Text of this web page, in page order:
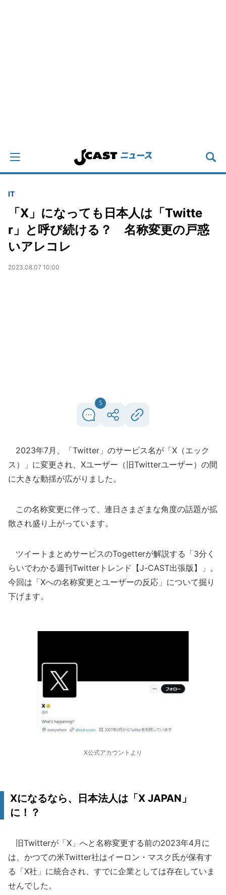
IT
「X」になっても日本人は「Twitte
r」と呼び続ける？ 名称変更の戸惑
いアレコレ
2023.08.07 10:00
5
2023年7月、「Twitter」のサービス名が「X（エック
ス）」に変更され、Xユーザー（旧Twitterユーザー）の間
に大きな動揺が広がりました。
この名称変更に伴って、連日さまざまな角度の話題が拡
散され盛り上がっています。
ツイートまとめサービスのTogetterが解説する「3分く
らいでわかる週刊Twitterトレンド【J-CAST出張版】」。
今回は「Xへの名称変更とユーザーの反応」について掘り
下げます。
X公式アカウントより
Xになるなら、日本法人は「X JAPAN」
に！？
旧Twitterが「X」へと名称変更する前の2023年4月に
は、かつての米Twitter社はイーロン・マスク氏が保有す
る「X社」に統合され、すでに企業としては存在していま
せんでした。